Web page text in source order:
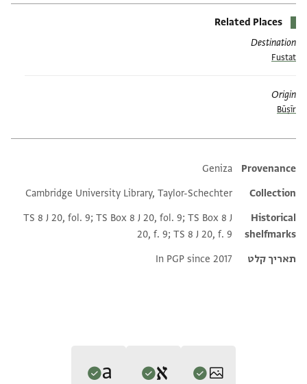
Related Places
Destination
Fustat
Origin
Būṣīr
Additional metadata
Provenance
Geniza
Collection
Cambridge University Library, Taylor-Schechter
Historical
shelfmarks
TS 8 J 20, fol. 9; TS Box 8 J 20, fol. 9; TS Box 8 J
20, f. 9; TS 8 J 20, f. 9
תאריך קלט
In PGP since 2017